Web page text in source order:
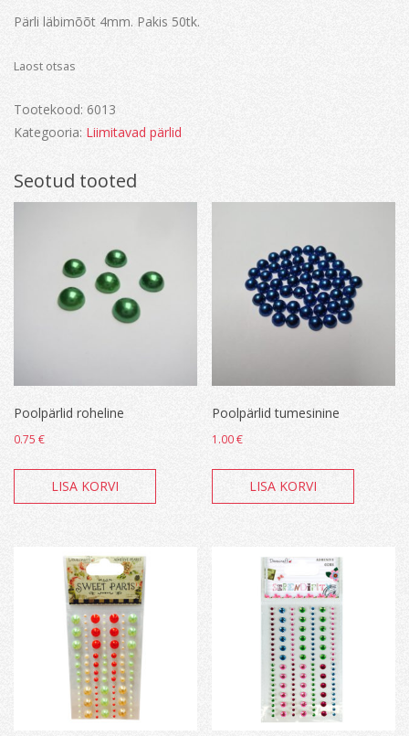
Pärli läbimõõt 4mm. Pakis 50tk.
Laost otsas
Tootekood: 6013
Kategooria: Liimitavad pärlid
Seotud tooted
Poolpärlid roheline
0.75 €
LISA KORVI
Poolpärlid tumesinine
1.00€
LISA KORVI